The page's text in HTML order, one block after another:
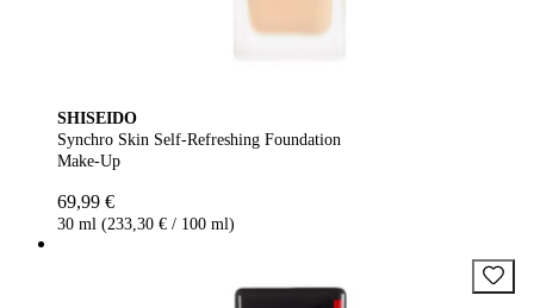
SHISEIDO
Synchro Skin Self-Refreshing Foundation
Make-Up
69,99 €
30 ml (233,30 € / 100 ml)